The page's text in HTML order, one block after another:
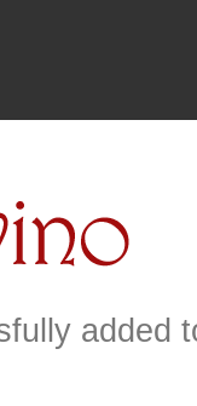
added